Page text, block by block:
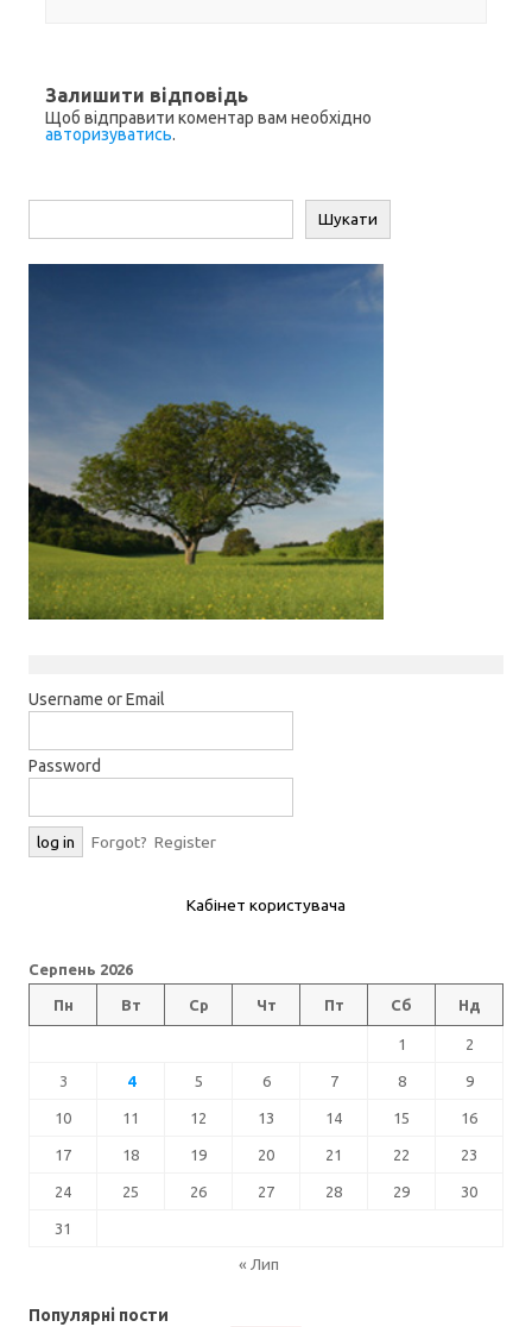
Залишити відповідь
Щоб відправити коментар вам необхідно
авторизуватись.
Шукати
Username or Email
Password
Forgot? Register
Кабінет користувача
Серпень 2026
Пн Вт Ср Чт Пт Сб Нд
1 2
3 4 5 6 7 8 9
10 11 12 13 14 15 16
17 18 19 20 21 22 23
24 25 26 27 28 29 30
31
« Лип
Популярні пости